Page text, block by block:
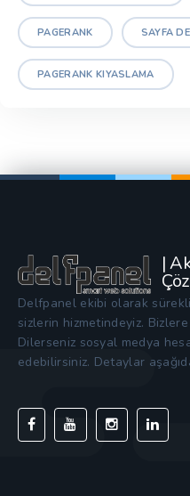
PAGERANK SAYFA
PAGERANK KIYASLAMA
|
Delfpanel ekibi olarak sürekli
sizlerin hizmetindeyiz.
Dilerseniz sosyal medya
edebilirsiniz. Detaylar